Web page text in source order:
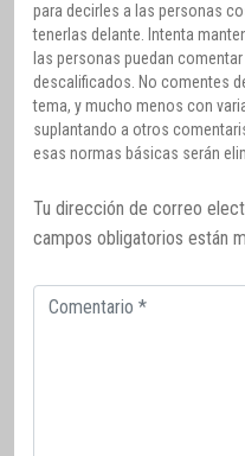
para decirles a las personas
tenerlas delante. Intenta
las personas puedan
descalificados. No comentes
tema, y mucho menos con
suplantando a otros
esas normas básicas serán
Tu dirección de correo
campos obligatorios están
Comentario